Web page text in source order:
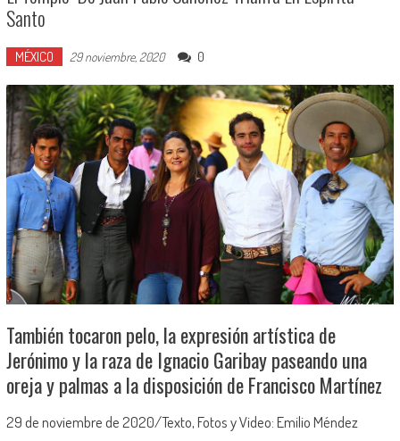
Santo
MÉXICO 29 noviembre, 2020 0
También tocaron pelo, la expresión artística de
Jerónimo y la raza de Ignacio Garibay paseando una
oreja y palmas a la disposición de Francisco Martínez
29 de noviembre de 2020/Texto, Fotos y Video: Emilio Méndez